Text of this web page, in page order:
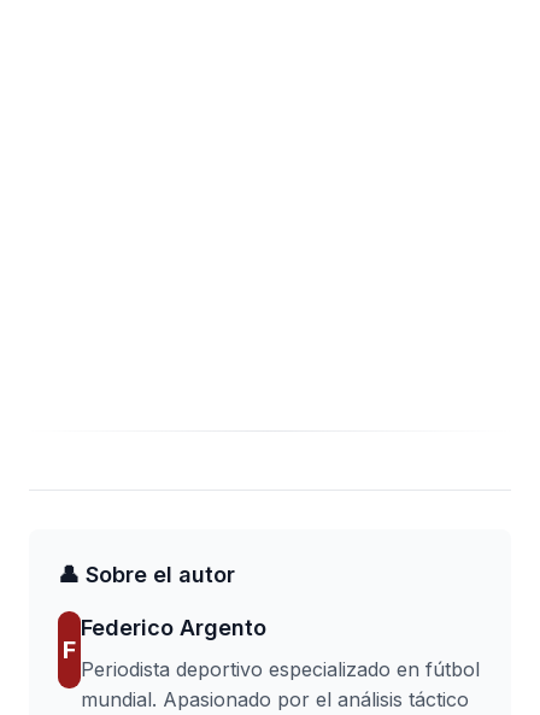
👤 Sobre el autor
F
Federico Argento
Periodista deportivo especializado en fútbol
mundial. Apasionado por el análisis táctico